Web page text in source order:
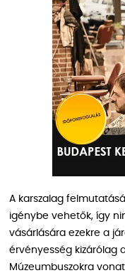
A karszalag
igénybe vehetők, így
vásárlására ezekre a
érvényesség kizárólag
Múzeumbuszokra